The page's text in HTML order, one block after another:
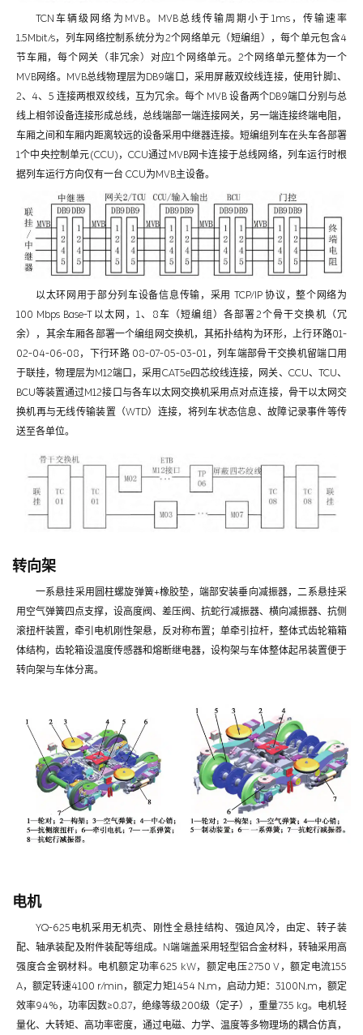
TCN车辆级网络为MVB。MVB总线传输周期小于1ms，传输速率
1.5Mbit/s，列车网络控制系统分为2个网络单元（短编组），每个单元包含4
节车厢，每个网关（非冗余）对应1个网络单元。2个网络单元整体为一个
MVB网络。MVB总线物理层为DB9端口，采用屏蔽双绞线连接，使用针脚1、
2、4、5 连接两根双绞线，互为冗余。每个 MVB 设备两个DB9端口分别与总
线上相邻设备连接形成总线，总线端部一端连接网关，另一端连接终端电阻，
车厢之间和车厢内距离较远的设备采用中继器连接。短编组列车在头车各部署
1个中央控制单元(CCU)，CCU通过MVB网卡连接于总线网络，列车运行时根
据列车运行方向仅有一台 CCU为MVB主设备。
以太环网用于部分列车设备信息传输，采用 TCP/IP 协议，整个网络为
100 Mbps Base-T以太网，1、8车（短编组）各部署2个骨干交换机（冗
余），其余车厢各部署一个编组网交换机，其拓扑结构为环形，上行环路01-
02-04-06-08，下行环路 08-07-05-03-01，列车端部骨干交换机留端口用
于联挂，物理层为M12端口，采用CAT5e四芯绞线连接，网关、CCU、TCU、
BCU等装置通过M12接口与各车以太网交换机采用点对点连接，骨干以太网交
换机再与无线传输装置（WTD）连接，将列车状态信息、故障记录事件等传
送至各单位。
转向架
一系悬挂采用圆柱螺旋弹簧+橡胶垫，端部安装垂向减振器，二系悬挂采
用空气弹簧四点支撑，设高度阀、差压阀、抗蛇行减振器、横向减振器、抗侧
滚扭杆装置，牵引电机刚性架悬，反对称布置；单牵引拉杆，整体式齿轮箱箱
体结构，齿轮箱设温度传感器和熔断继电器，设构架与车体整体起吊装置便于
转向架与车体分离。
电机
YQ-625电机采用无机壳、刚性全悬挂结构、强迫风冷，由定、转子装
配、轴承装配及附件装配等组成。N端端盖采用轻型铝合金材料，转轴采用高
强度合金钢材料。电机额定功率625 kW，额定电压2750 V，额定电流155
A，额定转速4100 r/min，额定力矩1454 N.m，启动力矩：3100N.m，额定
效率94%，功率因数≥0.87，绝缘等级200级（定子），重量735 kg。电机轻
量化、大转矩、高功率密度，通过电磁、力学、温度等多物理场的耦合仿真，